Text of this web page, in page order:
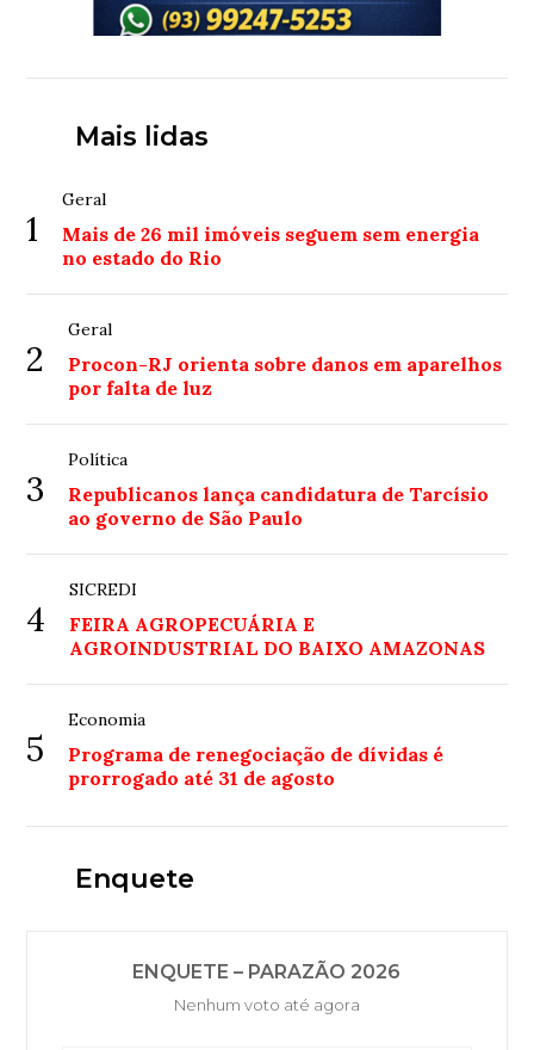
Mais lidas
1
Geral
Mais de 26 mil imóveis seguem sem energia
no estado do Rio
2
Geral
Procon-RJ orienta sobre danos em aparelhos
por falta de luz
3
Política
Republicanos lança candidatura de Tarcísio
ao governo de São Paulo
4
SICREDI
FEIRA AGROPECUÁRIA E
AGROINDUSTRIAL DO BAIXO AMAZONAS
5
Economia
Programa de renegociação de dívidas é
prorrogado até 31 de agosto
Enquete
ENQUETE – PARAZÃO 2026
Nenhum voto até agora